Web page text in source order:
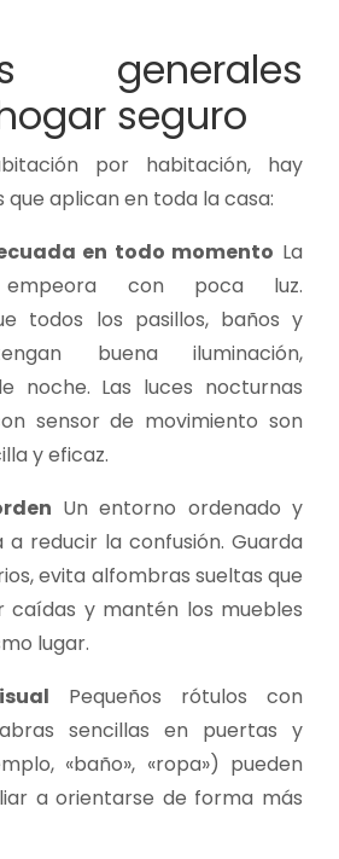
generales
seguro
por habitación, hay
que aplican en toda la casa:
en todo momento La
empeora con poca luz.
todos los pasillos, baños y
buena iluminación,
noche. Las luces nocturnas
sensor de movimiento son
y eficaz.
Un entorno ordenado y
reducir la confusión. Guarda
evita alfombras sueltas que
caídas y mantén los muebles
lugar.
Pequeños rótulos con
sencillas en puertas y
«baño», «ropa») pueden
a orientarse de forma más